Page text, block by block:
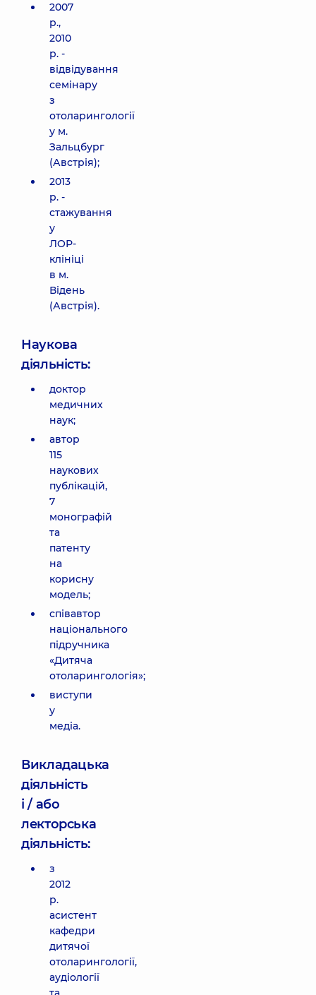
2007
р.,
2010
р. -
відвідування
семінару
з
отоларингології
у м.
Зальцбург
(Австрія);
2013
р. -
стажування
у
ЛОР-
клініці
в м.
Відень
(Австрія).
Наукова
діяльність:
доктор
медичних
наук;
автор
115
наукових
публікацій,
7
монографій
та
патенту
на
корисну
модель;
співавтор
національного
підручника
«Дитяча
отоларингологія»;
виступи
у
медіа.
Викладацька
діяльність
і / або
лекторська
діяльність:
з
2012
р.
асистент
кафедри
дитячої
отоларингології,
аудіології